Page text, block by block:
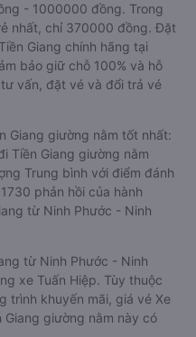
- 1000000 đồng. Trong
nhất, chỉ 370000 đồng. Đặt
Giang chính hãng tại
bảo giữ chỗ 100% và hỗ
vấn, đặt vé và đổi trả vé
Giang giường nằm tốt nhất:
Tiền Giang giường nằm
Trung bình với điểm đánh
phản hồi của hành
từ Ninh Phước - Ninh
từ Ninh Phước - Ninh
xe Tuấn Hiệp. Tùy thuộc
trình khuyến mãi, giá vé Xe
Giang giường nằm này có